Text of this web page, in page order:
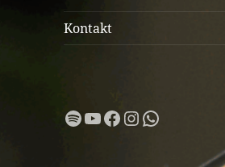
Kontakt
Spotify
YouTube
Facebook
Instagram
WhatsApp